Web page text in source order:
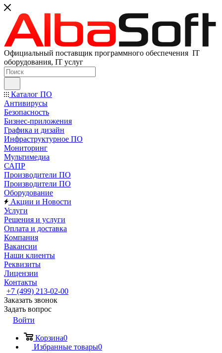
Официальный поставщик программного обеспечения IT
оборудования, IT услуг
Каталог ПО
Антивирусы
Безопасность
Бизнес-приложения
Графика и дизайн
Инфраструктурное ПО
Мониторинг
Мультимедиа
САПР
Производители ПО
Производители ПО
Оборудование
Акции и Новости
Услуги
Решения и услуги
Оплата и доставка
Компания
Вакансии
Наши клиенты
Реквизиты
Лицензии
Контакты
+7 (499) 213-02-00
Заказать звонок
Задать вопрос
Войти
Корзина0
Избранные товары0